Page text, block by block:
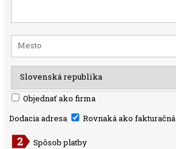
Objednať ako firma
Dodacia adresa
Rovnaká ako fakturačná
Spôsob platby